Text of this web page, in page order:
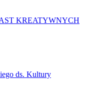
KREATYWNYCH
ds. Kultury